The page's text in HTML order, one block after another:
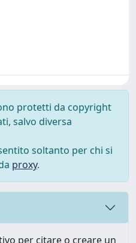
protetti da copyright
salvo diversa
soltanto per chi si
proxy.
per citare o creare un